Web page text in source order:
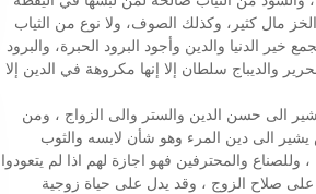
مال كثير، وكذلك الصوف، ولا نوع من الثياب
الدنيا والدين وأجود البرود الحبرة، والبرود
والديباج سلطان إلا إنها مكروهة في الدين إلا
يشير الى حسن الدين والستر والى الزواج ، ومن
الى دين المرء وهو شأن لابسه والثوب
والمحترفين فهو اجازة لهم اذا لم يتعودوا
صلاح الزوج ، وقد يدل على حياة زوجية